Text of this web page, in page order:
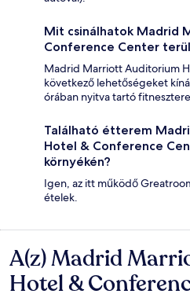
Mit csinálhatok Madrid
Conference Center
Madrid Marriott Auditorium
következő lehetőségeket
órában nyitva tartó
Található étterem
Hotel & Conference
környékén?
Igen, az itt működő
ételek.
Értékelések
A(z) Madrid
Hotel &